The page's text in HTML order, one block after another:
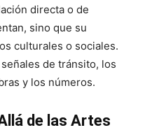
directa o de
sino que su
culturales o sociales.
de tránsito, los
y los números.
de las Artes